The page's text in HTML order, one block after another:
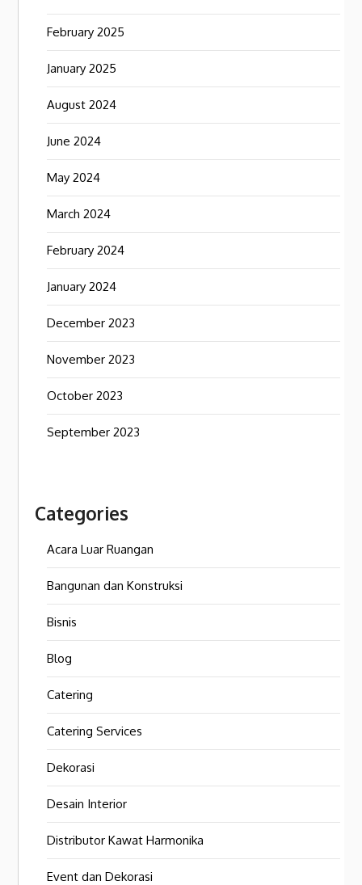
February 2025
January 2025
August 2024
June 2024
May 2024
March 2024
February 2024
January 2024
December 2023
November 2023
October 2023
September 2023
Categories
Acara Luar Ruangan
Bangunan dan Konstruksi
Bisnis
Blog
Catering
Catering Services
Dekorasi
Desain Interior
Distributor Kawat Harmonika
Event dan Dekorasi